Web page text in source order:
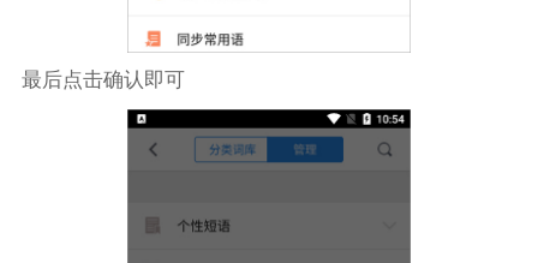
最后点击确认即可